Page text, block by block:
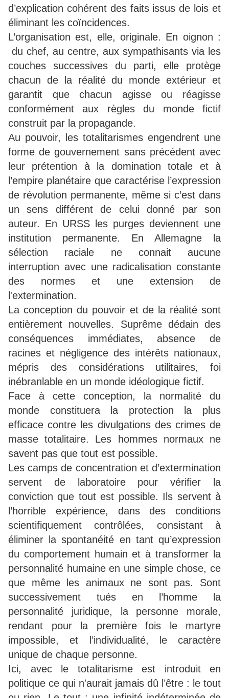
d’explication cohérent des faits issus de lois et
éliminant les coïncidences.
L’organisation est, elle, originale. En oignon :
du chef, au centre, aux sympathisants via les
couches successives du parti, elle protège
chacun de la réalité du monde extérieur et
garantit que chacun agisse ou réagisse
conformément aux règles du monde fictif
construit par la propagande.
Au pouvoir, les totalitarismes engendrent une
forme de gouvernement sans précédent avec
leur prétention à la domination totale et à
l’empire planétaire que caractérise l’expression
de révolution permanente, même si c’est dans
un sens différent de celui donné par son
auteur. En URSS les purges deviennent une
institution permanente. En Allemagne la
sélection raciale ne connait aucune
interruption avec une radicalisation constante
des normes et une extension de
l'extermination.
La conception du pouvoir et de la réalité sont
entièrement nouvelles. Suprême dédain des
conséquences immédiates, absence de
racines et négligence des intérêts nationaux,
mépris des considérations utilitaires, foi
inébranlable en un monde idéologique fictif.
Face à cette conception, la normalité du
monde constituera la protection la plus
efficace contre les divulgations des crimes de
masse totalitaire. Les hommes normaux ne
savent pas que tout est possible.
Les camps de concentration et d’extermination
servent de laboratoire pour vérifier la
conviction que tout est possible. Ils servent à
l’horrible expérience, dans des conditions
scientifiquement contrôlées, consistant à
éliminer la spontanéité en tant qu’expression
du comportement humain et à transformer la
personnalité humaine en une simple chose, ce
que même les animaux ne sont pas. Sont
successivement tués en l’homme la
personnalité juridique, la personne morale,
rendant pour la première fois le martyre
impossible, et l’individualité, le caractère
unique de chaque personne.
Ici, avec le totalitarisme est introduit en
politique ce qui n'aurait jamais dû l’être : le tout